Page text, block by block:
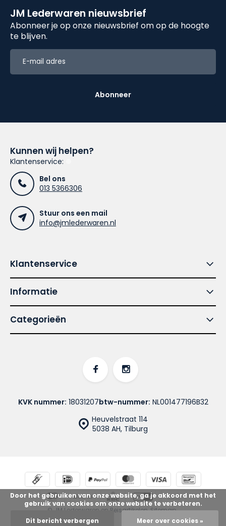
JM Lederwaren nieuwsbrief
Abonneer je op onze nieuwsbrief om op de hoogte
te blijven.
Abonneer
Kunnen wij helpen?
Klantenservice:
Bel ons
013 5366306
Stuur ons een mail
info@jmlederwaren.nl
Klantenservice
Informatie
Categorieën
Heuvelstraat 114
5038 AH, Tilburg
KVK nummer: 18031207btw-nummer: NL001477196B32
© JM Lederwaren en Reisartikelen Sitemap
Door het gebruiken van onze website, ga je akkoord met het
gebruik van cookies om onze website te verbeteren.
Dit bericht verbergen Meer over cookies »